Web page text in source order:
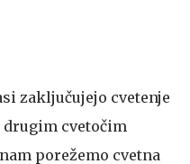
zaključujejo cvetenje
drugim cvetočim
porežemo cvetna